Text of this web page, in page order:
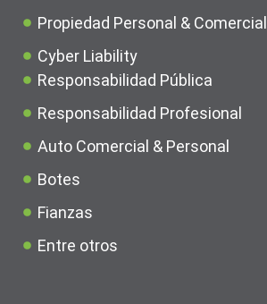
Propiedad Personal & Comercial
Cyber Liability
Responsabilidad Pública
Responsabilidad Profesional
Auto Comercial & Personal
Botes
Fianzas
Entre otros